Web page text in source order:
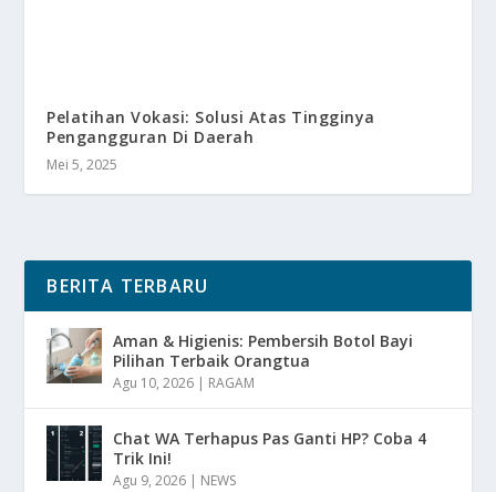
Pelatihan Vokasi: Solusi Atas Tingginya
Pengangguran Di Daerah
Mei 5, 2025
BERITA TERBARU
Aman & Higienis: Pembersih Botol Bayi
Pilihan Terbaik Orangtua
Agu 10, 2026 | RAGAM
Chat WA Terhapus Pas Ganti HP? Coba 4
Trik Ini!
Agu 9, 2026 | NEWS